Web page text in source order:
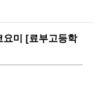
요미 [료부고등학